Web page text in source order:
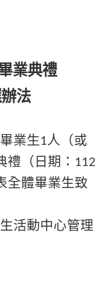
業典禮
法
業生1人（或
禮（日期： 112
全體畢業生致
活動中心管理